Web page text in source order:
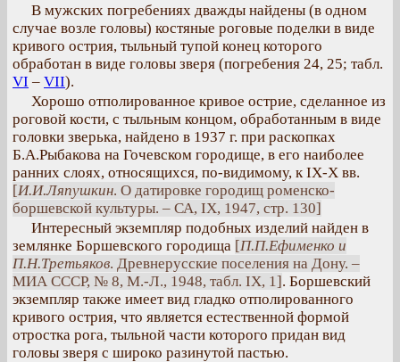
В мужских погребениях дважды найдены (в одном
случае возле головы) костяные роговые поделки в виде
кривого острия, тыльный тупой конец которого
обработан в виде головы зверя (погребения 24, 25; табл.
VI – VII).
Хорошо отполированное кривое острие, сделанное из
роговой кости, с тыльным концом, обработанным в виде
головки зверька, найдено в 1937 г. при раскопках
Б.А.Рыбакова на Гочевском городище, в его наиболее
ранних слоях, относящихся, по-видимому, к IX-Х вв.
[И.И.Ляпушкин. О датировке городищ роменско-
боршевской культуры. – СА, IX, 1947, стр. 130]
Интересный экземпляр подобных изделий найден в
землянке Боршевского городища [П.П.Ефименко и
П.Н.Третьяков. Древнерусские поселения на Дону. –
МИА СССР, № 8, М.-Л., 1948, табл. IX, 1]. Боршевский
экземпляр также имеет вид гладко отполированного
кривого острия, что является естественной формой
отростка рога, тыльной части которого придан вид
головы зверя с широко разинутой пастью.